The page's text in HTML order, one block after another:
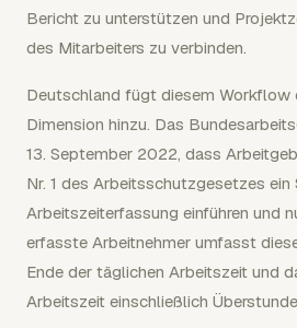
Bericht zu unterstützen und
des Mitarbeiters zu verbinden.
Deutschland fügt diesem Workflow
Dimension hinzu. Das
13. September 2022, dass
Nr. 1 des Arbeitsschutzgesetzes ein
Arbeitszeiterfassung einführen und
erfasste Arbeitnehmer umfasst
Ende der täglichen Arbeitszeit und
Arbeitszeit einschließlich